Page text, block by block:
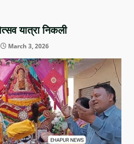
यात्रा निकली
March 3, 2026